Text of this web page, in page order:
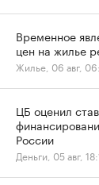
Временное
цен на жилье
Жилье, 06 авг,
ЦБ оценил
России
Деньги, 05 авг,